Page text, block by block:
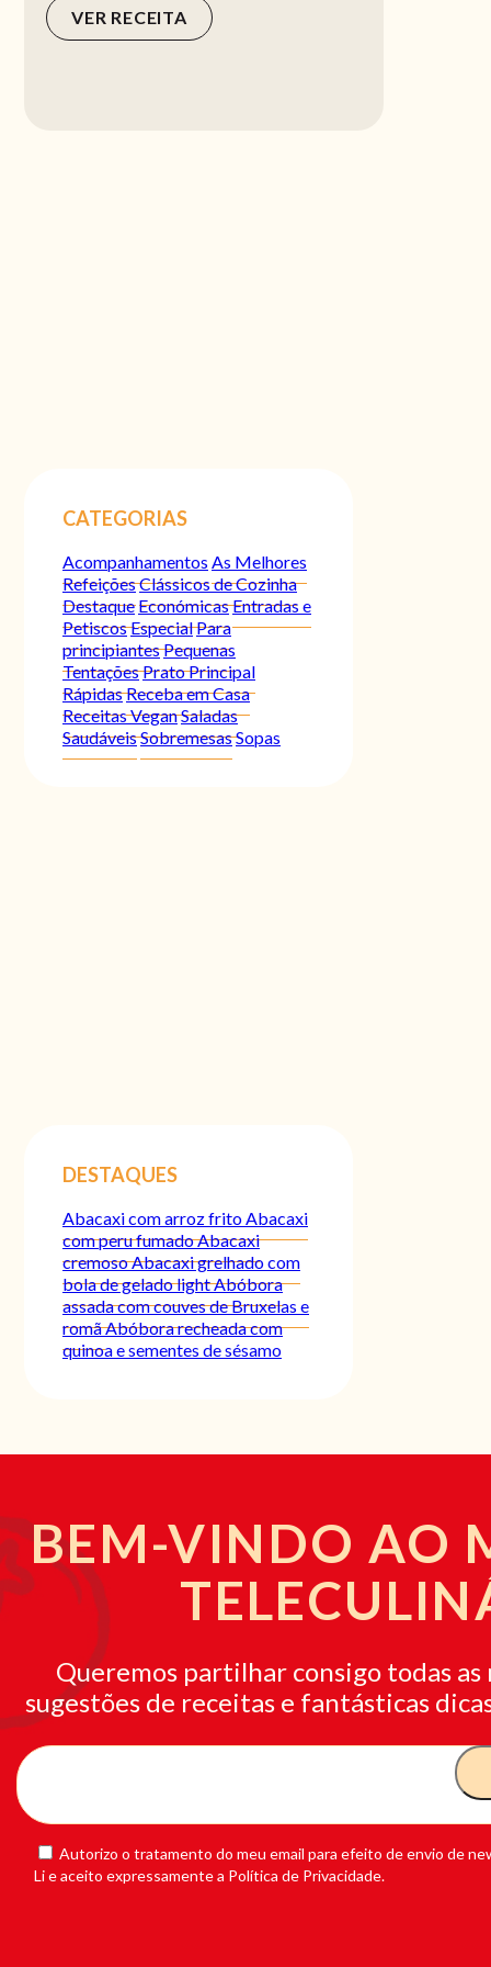
VER RECEITA
CATEGORIAS
Acompanhamentos As Melhores
RefeiçõesClássicos de Cozinha
Destaque EconómicasEntradas e
PetiscosEspecialPara
principiantesPequenas
TentaçõesPrato Principal
RápidasReceba em Casa
Receitas VeganSaladas
SaudáveisSobremesasSopas
DESTAQUES
Abacaxi com arroz fritoAbacaxi
com peru fumadoAbacaxi
cremosoAbacaxi grelhado com
bola de gelado lightAbóbora
assada com couves de Bruxelas e
romãAbóbora recheada com
quinoa e sementes de sésamo
BEM-VINDO AO
Queremos partilhar consigo todas as
sugestões de receitas e fantásticas
Autorizo o tratamento do meu email para efeito de envio de
Li e aceito expressamente a Política de Privacidade.